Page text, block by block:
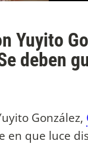
Yuyito
deben
González,
en que luce